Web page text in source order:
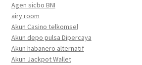
Agen sicbo BNI
airy room
Akun Casino telkomsel
Akun depo pulsa Dipercaya
Akun habanero alternatif
Akun Jackpot Wallet